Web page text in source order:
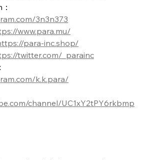
3n3n373
www.para.mu/
para-inc.shop/
twitter.com/_parainc
k.k.para/
channel/UC1xY2tPY6rkbmp